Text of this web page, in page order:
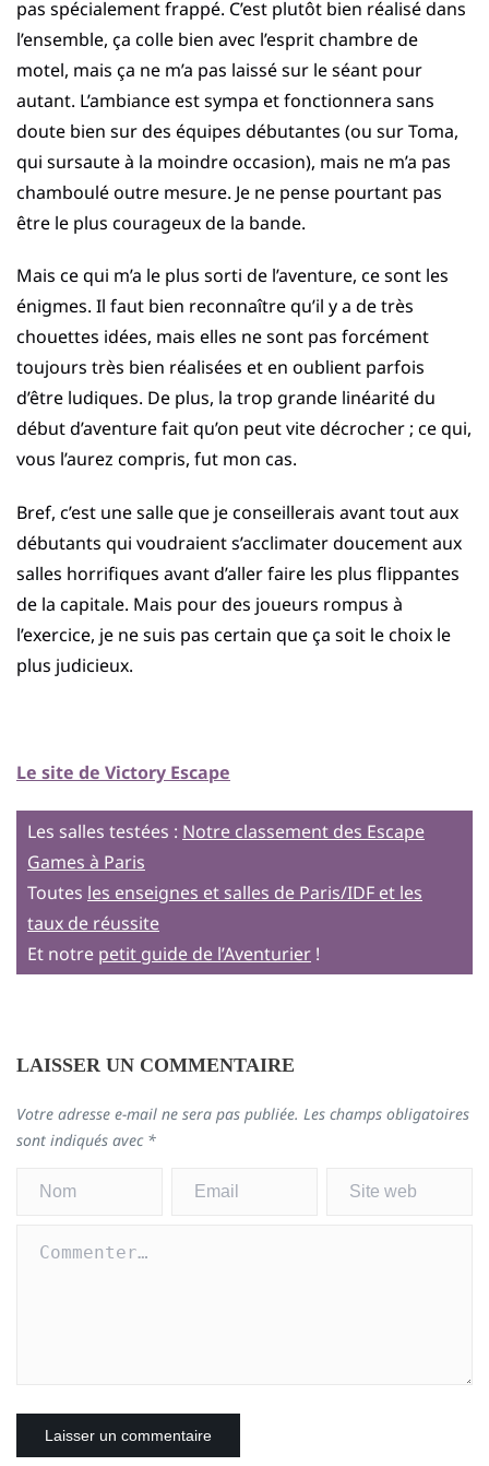
pas spécialement frappé. C’est plutôt bien réalisé dans
l’ensemble, ça colle bien avec l’esprit chambre de
motel, mais ça ne m’a pas laissé sur le séant pour
autant. L’ambiance est sympa et fonctionnera sans
doute bien sur des équipes débutantes (ou sur Toma,
qui sursaute à la moindre occasion), mais ne m’a pas
chamboulé outre mesure. Je ne pense pourtant pas
être le plus courageux de la bande.
Mais ce qui m’a le plus sorti de l’aventure, ce sont les
énigmes. Il faut bien reconnaître qu’il y a de très
chouettes idées, mais elles ne sont pas forcément
toujours très bien réalisées et en oublient parfois
d’être ludiques. De plus, la trop grande linéarité du
début d’aventure fait qu’on peut vite décrocher ; ce qui,
vous l’aurez compris, fut mon cas.
Bref, c’est une salle que je conseillerais avant tout aux
débutants qui voudraient s’acclimater doucement aux
salles horrifiques avant d’aller faire les plus flippantes
de la capitale. Mais pour des joueurs rompus à
l’exercice, je ne suis pas certain que ça soit le choix le
plus judicieux.
Le site de Victory Escape
Les salles testées : Notre classement des Escape
Games à Paris
Toutes les enseignes et salles de Paris/IDF et les
taux de réussite
Et notre petit guide de l’Aventurier !
LAISSER UN COMMENTAIRE
Votre adresse e-mail ne sera pas publiée. Les champs obligatoires
sont indiqués avec *